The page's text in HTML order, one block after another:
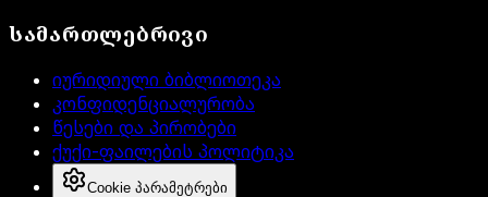
სამართლებრივი
იურიდიული ბიბლიოთეკა
კონფიდენციალურობა
წესები და პირობები
ქუქი-ფაილების პოლიტიკა
Cookie პარამეტრები